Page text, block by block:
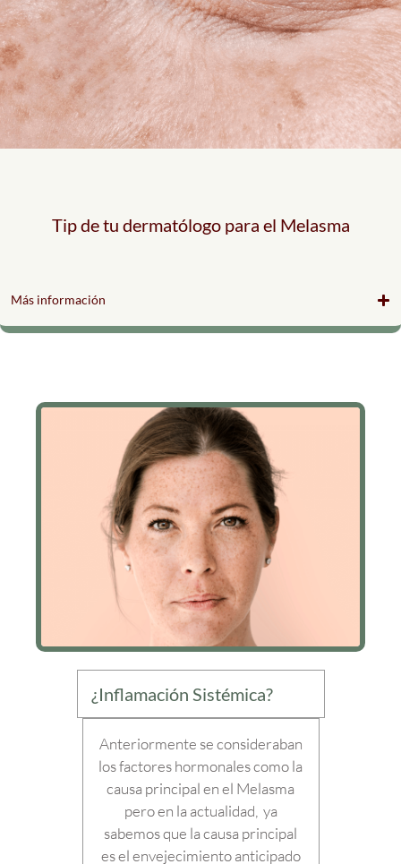
Tip de tu dermatólogo para el Melasma
Más información
¿Inflamación Sistémica?
Anteriormente se consideraban
los factores hormonales como la
causa principal en el Melasma
pero en la actualidad, ya
sabemos que la causa principal
es el envejecimiento anticipado